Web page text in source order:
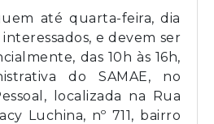
até quarta-feira, dia
interessados, e devem ser
das 10h às 16h,
do SAMAE, no
localizada na Rua
Luchina, nº 711, bairro